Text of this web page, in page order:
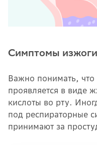
Симптомы изжоги
Важно понимать, что
проявляется в виде
кислоты во рту.
под респираторные
принимают за